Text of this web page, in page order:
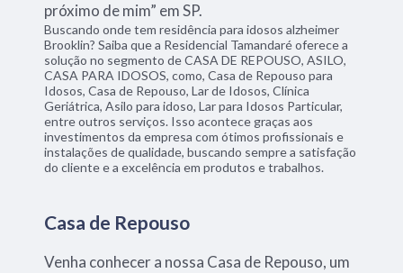
próximo de mim” em SP.
Buscando onde tem residência para idosos alzheimer
Brooklin? Saiba que a Residencial Tamandaré oferece a
solução no segmento de CASA DE REPOUSO, ASILO,
CASA PARA IDOSOS, como, Casa de Repouso para
Idosos, Casa de Repouso, Lar de Idosos, Clínica
Geriátrica, Asilo para idoso, Lar para Idosos Particular,
entre outros serviços. Isso acontece graças aos
investimentos da empresa com ótimos profissionais e
instalações de qualidade, buscando sempre a satisfação
do cliente e a excelência em produtos e trabalhos.
Casa de Repouso
Venha conhecer a nossa Casa de Repouso, um